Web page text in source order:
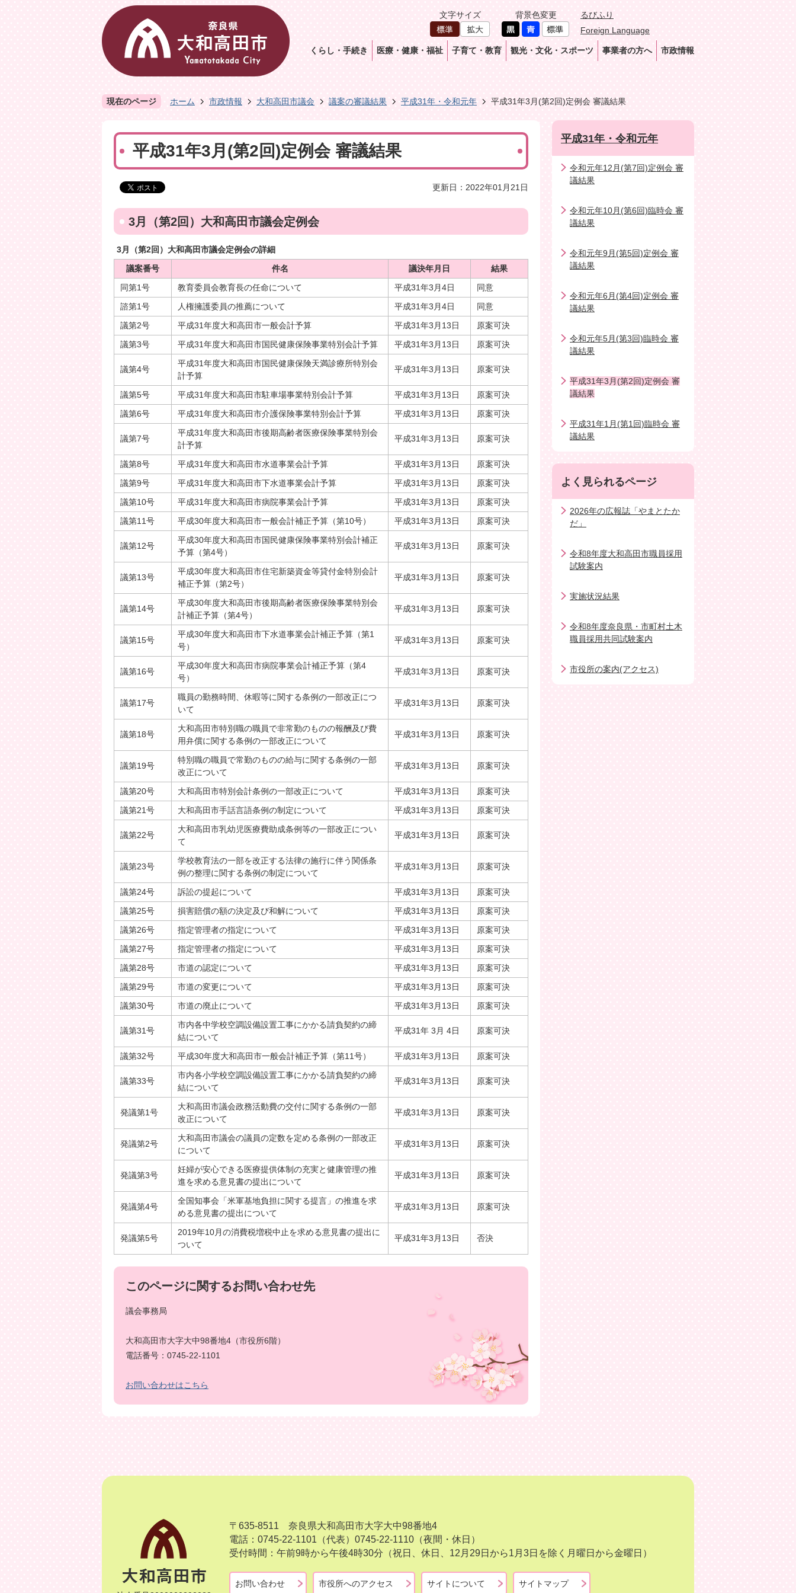
文字サイズ 背景色変更
るびふり
Foreign Language
くらし・手続き 医療・健康・福祉 子育て・教育 観光・文化・スポーツ 事業者の方へ 市政情報
現在のページ ホーム 市政情報 大和高田市議会 議案の審議結果 平成31年・令和元年 平成31年3月(第2回)定例会 審議結果
平成31年3月(第2回)定例会 審議結果
更新日：2022年01月21日
3月（第2回）大和高田市議会定例会
3月（第2回）大和高田市議会定例会の詳細
議案番号
件名 議決年月日
結果
同第1号
教育委員会教育長の任命について 平成31年3月4日
同意
諮第1号
人権擁護委員の推薦について 平成31年3月4日
同意
議第2号
平成31年度大和高田市一般会計予算 平成31年3月13日
原案可決
議第3号
平成31年度大和高田市国民健康保険事業特別会計予算 平成31年3月13日 原案可決
議第4号
平成31年度大和高田市国民健康保険天満診療所特別会
計予算
平成31年3月13日 原案可決
議第5号 平成31年度大和高田市駐車場事業特別会計予算 平成31年3月13日
原案可決
議第6号
平成31年度大和高田市介護保険事業特別会計予算 平成31年3月13日 原案可決
議第7号
平成31年度大和高田市後期高齢者医療保険事業特別会
計予算
平成31年3月13日 原案可決
議第8号 平成31年度大和高田市水道事業会計予算 平成31年3月13日
原案可決
議第9号
平成31年度大和高田市下水道事業会計予算 平成31年3月13日
原案可決
議第10号
平成31年度大和高田市病院事業会計予算 平成31年3月13日
原案可決
議第11号
平成30年度大和高田市一般会計補正予算（第10号） 平成31年3月13日 原案可決
議第12号
平成30年度大和高田市国民健康保険事業特別会計補正
予算（第4号）
平成31年3月13日 原案可決
議第13号
平成30年度大和高田市住宅新築資金等貸付金特別会計
補正予算（第2号）
平成31年3月13日 原案可決
議第14号
平成30年度大和高田市後期高齢者医療保険事業特別会
計補正予算（第4号）
平成31年3月13日 原案可決
議第15号
平成30年度大和高田市下水道事業会計補正予算（第1
号）
平成31年3月13日 原案可決
議第16号
平成30年度大和高田市病院事業会計補正予算（第4
号）
平成31年3月13日 原案可決
議第17号
職員の勤務時間、休暇等に関する条例の一部改正につ
いて
平成31年3月13日 原案可決
議第18号
大和高田市特別職の職員で非常勤のものの報酬及び費
用弁償に関する条例の一部改正について
平成31年3月13日 原案可決
議第19号
特別職の職員で常勤のものの給与に関する条例の一部
改正について
平成31年3月13日 原案可決
議第20号 大和高田市特別会計条例の一部改正について 平成31年3月13日
原案可決
議第21号
大和高田市手話言語条例の制定について 平成31年3月13日 原案可決
議第22号
大和高田市乳幼児医療費助成条例等の一部改正につい
て
平成31年3月13日 原案可決
議第23号
学校教育法の一部を改正する法律の施行に伴う関係条
例の整理に関する条例の制定について
平成31年3月13日 原案可決
議第24号 訴訟の提起について 平成31年3月13日
原案可決
議第25号
損害賠償の額の決定及び和解について 平成31年3月13日
原案可決
議第26号
指定管理者の指定について 平成31年3月13日
原案可決
議第27号
指定管理者の指定について 平成31年3月13日
原案可決
議第28号
市道の認定について 平成31年3月13日
原案可決
議第29号
市道の変更について 平成31年3月13日
原案可決
議第30号
市道の廃止について 平成31年3月13日 原案可決
議第31号
市内各中学校空調設備設置工事にかかる請負契約の締
結について
平成31年 3月 4日 原案可決
議第32号 平成30年度大和高田市一般会計補正予算（第11号） 平成31年3月13日 原案可決
議第33号
市内各小学校空調設備設置工事にかかる請負契約の締
結について
平成31年3月13日 原案可決
発議第1号
大和高田市議会政務活動費の交付に関する条例の一部
改正について
平成31年3月13日 原案可決
発議第2号
大和高田市議会の議員の定数を定める条例の一部改正
について
平成31年3月13日 原案可決
発議第3号
妊婦が安心できる医療提供体制の充実と健康管理の推
進を求める意見書の提出について
平成31年3月13日 原案可決
発議第4号
全国知事会「米軍基地負担に関する提言」の推進を求
める意見書の提出について
平成31年3月13日 原案可決
発議第5号
2019年10月の消費税増税中止を求める意見書の提出に
ついて
平成31年3月13日 否決
このページに関するお問い合わせ先
議会事務局
大和高田市大字大中98番地4（市役所6階）
電話番号：0745-22-1101
お問い合わせはこちら
平成31年・令和元年
令和元年12月(第7回)定例会 審
議結果
令和元年10月(第6回)臨時会 審
議結果
令和元年9月(第5回)定例会 審
議結果
令和元年6月(第4回)定例会 審
議結果
令和元年5月(第3回)臨時会 審
議結果
平成31年3月(第2回)定例会 審
議結果
平成31年1月(第1回)臨時会 審
議結果
よく見られるページ
2026年の広報誌「やまとたか
だ」
令和8年度大和高田市職員採用
試験案内
実施状況結果
令和8年度奈良県・市町村土木
職員採用共同試験案内
市役所の案内(アクセス)
〒635-8511 奈良県大和高田市大字大中98番地4
電話：0745-22-1101（代表） 0745-22-1110（夜間・休日）
受付時間：午前9時から午後4時30分（祝日、休日、12月29日から1月3日を除く月曜日から金曜日）
お問い合わせ 市役所へのアクセス サイトについて サイトマップ